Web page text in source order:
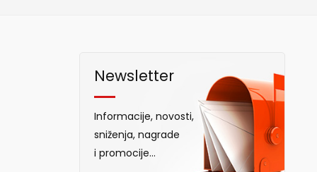
Newsletter
Informacije, novosti,
sniženja, nagrade
i promocije...